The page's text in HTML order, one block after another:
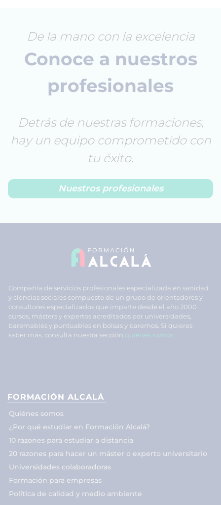
De la mano con la excelencia
Conoce a nuestros
profesionales
Detrás de nuestras formaciones,
hay un equipo comprometido con
tu éxito.
Nuestros profesionales
Compañía de servicios profesionales especializada en sanidad
y ciencias sociales compuesto de un grupo de orientadores y
consultores especializados que imparte desde el año 2000
cursos, másters y expertos acreditados por universidades,
baremables y puntuables en bolsas y baremos. Si quieres
saber más, consulta nuestra sección quiénes somos
FORMACIÓN ALCALÁ
Quiénes somos
¿Por qué estudiar en Formación Alcalá?
10 razones para estudiar a distancia
20 razones para hacer un máster o experto universitario
Universidades colaboradoras
Formación para empresas
Política de calidad y medio ambiente